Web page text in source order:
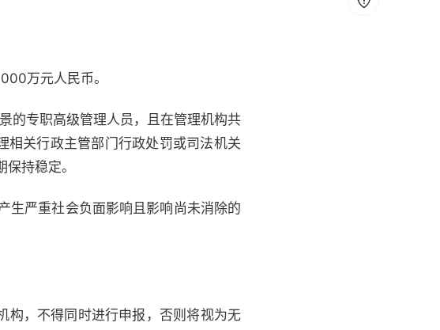
万元人民币。
的专职高级管理人员，且在管理机构共
相关行政主管部门行政处罚或司法机关
持稳定。
生严重社会负面影响且影响尚未消除的
构，不得同时进行申报，否则将视为无